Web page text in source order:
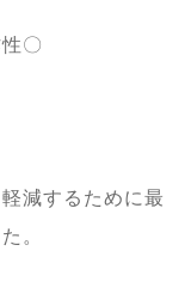
〇
減するために最
。